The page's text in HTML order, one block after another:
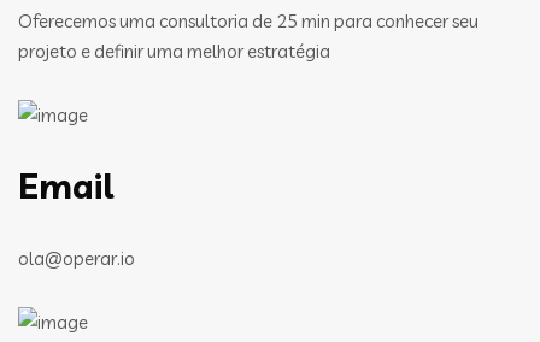
Oferecemos uma consultoria de 25 min para conhecer seu
projeto e definir uma melhor estratégia
Email
ola@operar.io